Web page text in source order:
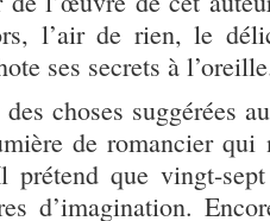
l’air de rien, le
ses secrets à
choses suggérées
de romancier qui
que vingt-
d’imagination.